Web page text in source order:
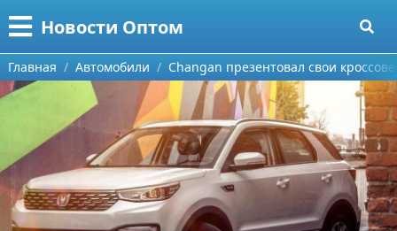
Новости Оптом
Меню
Главная
Категории
Информационные технологии
Автомобили
Знаменитости
Поиск
О проекте
Контакты
Главная Автомобили Changan презентовал свои